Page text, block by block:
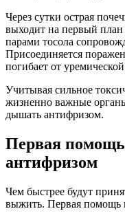
Через сутки острая
выходит на первый
парами тосола
Присоединяется
погибает от
Учитывая сильное
жизненно важные
дышать антифризом.
Первая
антифризом
Чем быстрее будут
выжить. Первая помощь